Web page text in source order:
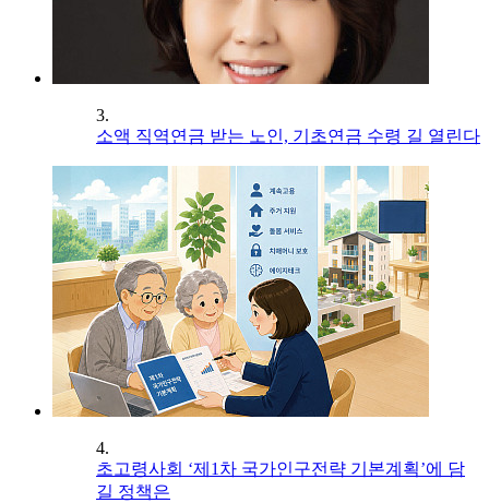
3.
소액 직역연금 받는 노인, 기초연금 수령 길 열린다
4.
초고령사회 ‘제1차 국가인구전략 기본계획’에 담
길 정책은